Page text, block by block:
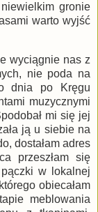
gronie
warto wyjść
wyciągnie nas z
nie poda na
dnia po Kręgu
muzycznymi
mi się jej
ją u siebie na
dostałam adres
przeszłam się
w lokalnej
obiecałam
meblowania